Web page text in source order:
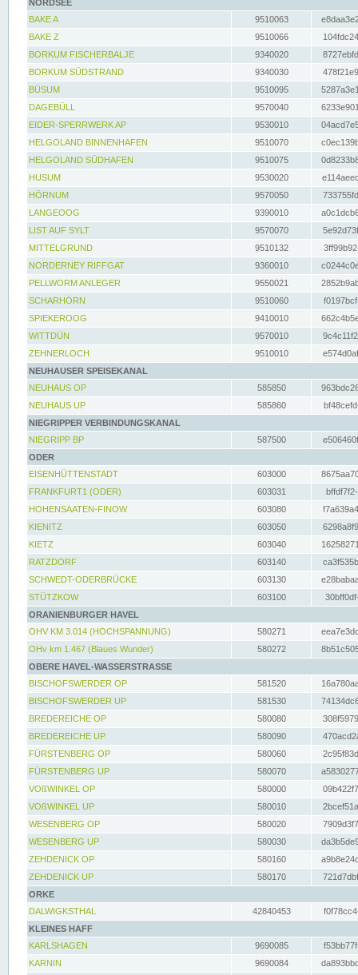
NORDSEE
BAKE A
9510063
BAKE Z
9510066
BORKUM FISCHERBALJE
9340020
BORKUM SÜDSTRAND
9340030
BÜSUM
9510095
DAGEBÜLL
9570040
EIDER-SPERRWERK AP
9530010
HELGOLAND BINNENHAFEN
9510070
HELGOLAND SÜDHAFEN
9510075
HUSUM
9530020
HÖRNUM
9570050
LANGEOOG
9390010
LIST AUF SYLT
9570070
MITTELGRUND
9510132
NORDERNEY RIFFGAT
9360010
PELLWORM ANLEGER
9550021
SCHARHÖRN
9510060
SPIEKEROOG
9410010
WITTDÜN
9570010
ZEHNERLOCH
9510010
NEUHAUSER SPEISEKANAL
NEUHAUS OP
585850
NEUHAUS UP
585860
NIEGRIPPER VERBINDUNGSKANAL
NIEGRIPP BP
587500
ODER
EISENHÜTTENSTADT
603000
FRANKFURT1 (ODER)
603031
HOHENSAATEN-FINOW
603080
KIENITZ
603050
KIETZ
603040
RATZDORF
603140
SCHWEDT-ODERBRÜCKE
603130
STÜTZKOW
603100
ORANIENBURGER HAVEL
OHV KM 3.014 (HOCHSPANNUNG)
580271
OHv km 1.467 (Blaues Wunder)
580272
OBERE HAVEL-WASSERSTRASSE
BISCHOFSWERDER OP
581520
BISCHOFSWERDER UP
581530
BREDEREICHE OP
580080
BREDEREICHE UP
580090
FÜRSTENBERG OP
580060
FÜRSTENBERG UP
580070
VOßWINKEL OP
580000
VOßWINKEL UP
580010
WESENBERG OP
580020
WESENBERG UP
580030
ZEHDENICK OP
580160
ZEHDENICK UP
580170
ORKE
DALWIGKSTHAL
42840453
KLEINES HAFF
KARLSHAGEN
9690085
KARNIN
9690084